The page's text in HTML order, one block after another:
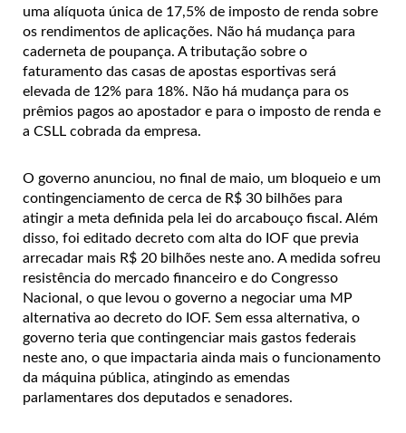
uma alíquota única de 17,5% de imposto de renda sobre
os rendimentos de aplicações. Não há mudança para
caderneta de poupança. A tributação sobre o
faturamento das casas de apostas esportivas será
elevada de 12% para 18%. Não há mudança para os
prêmios pagos ao apostador e para o imposto de renda e
a CSLL cobrada da empresa.
O governo anunciou, no final de maio, um bloqueio e um
contingenciamento de cerca de R$ 30 bilhões para
atingir a meta definida pela lei do arcabouço fiscal. Além
disso, foi editado decreto com alta do IOF que previa
arrecadar mais R$ 20 bilhões neste ano. A medida sofreu
resistência do mercado financeiro e do Congresso
Nacional, o que levou o governo a negociar uma MP
alternativa ao decreto do IOF. Sem essa alternativa, o
governo teria que contingenciar mais gastos federais
neste ano, o que impactaria ainda mais o funcionamento
da máquina pública, atingindo as emendas
parlamentares dos deputados e senadores.